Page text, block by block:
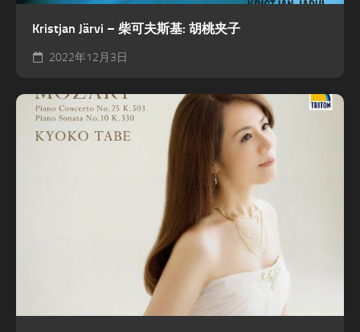
Kristjan Järvi – 柴可夫斯基: 胡桃夹子
2022年12月3日